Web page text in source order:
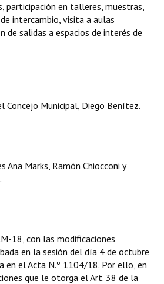
participación en talleres, muestras,
intercambio, visita a aulas
de salidas a espacios de interés de
Concejo Municipal, Diego Benítez.
Ana Marks, Ramón Chiocconi y
18, con las modificaciones
en la sesión del día 4 de octubre
en el Acta N.º 1104/18. Por ello, en
que le otorga el Art. 38 de la